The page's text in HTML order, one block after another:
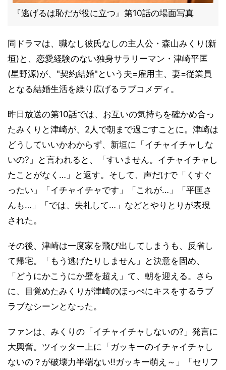
『逃げるは恥だが役に立つ』第10話の場面写真
同ドラマは、職なし彼氏なしの主人公・森山みくり(新
垣)と、恋愛経験のない独身サラリーマン・津崎平匡
(星野源)が、"契約結婚"という夫=雇用主、妻=従業員
となる結婚生活を繰り広げるラブコメディ。
昨日放送の第10話では、お互いの気持ちを確かめ合っ
たみくりと津崎が、2人で朝まで過ごすことに。津崎は
どうしていいかわからず、新垣に「イチャイチャしな
いの?」と言われると、「すいません。イチャイチャし
たことがなく…」と返す。そして、声だけで「くすぐ
ったい」「イチャイチャです」「これが…」「平匡さ
んも…」「では、失礼して…」などとやりとりが表現
された。
その後、津崎は一度家を飛び出してしまうも、反省し
て帰宅。「もう逃げたりしません」と決意を固め、
「どうにかこうにか壁を超え」て、朝を迎える。さら
に、目覚めたみくりが津崎のほっぺにキスをするラブ
ラブなシーンとなった。
ファンは、みくりの「イチャイチャしないの?」発言に
大興奮。ツイッター上に「ガッキーのイチャイチャし
ないの？が破壊力半端ない!!ガッキー萌え～」「セリフ